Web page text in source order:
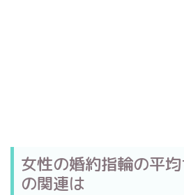
女性の婚約指輪の平
の関連は